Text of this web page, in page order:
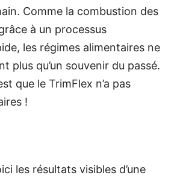
Comme la combustion des
à un processus
les régimes alimentaires ne
plus qu’un souvenir du passé.
que le TrimFlex n’a pas
!
les résultats visibles d’une